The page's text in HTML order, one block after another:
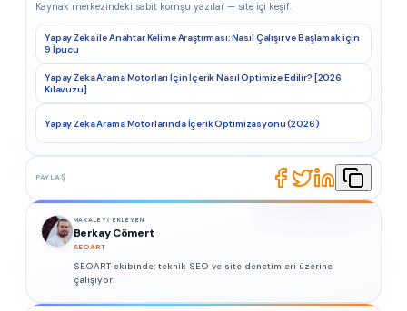
Kaynak merkezindeki sabit komşu yazılar — site içi keşif.
Yapay Zeka ile Anahtar Kelime Araştırması: Nasıl Çalışır ve Başlamak için
9 İpucu
Yapay Zeka Arama Motorları İçin İçerik Nasıl Optimize Edilir? [2026
Kılavuzu]
Yapay Zeka Arama Motorlarında İçerik Optimizasyonu (2026)
PAYLAŞ
MAKALEYI EKLEYEN
Berkay Cömert
SEOART
SEOART ekibinde; teknik SEO ve site denetimleri üzerine
çalışıyor.